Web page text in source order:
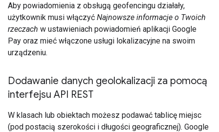
Aby powiadomienia z obsługą geofencingu działały,
użytkownik musi włączyć Najnowsze informacje o Twoich
rzeczach w ustawieniach powiadomień aplikacji Google
Pay oraz mieć włączone usługi lokalizacyjne na swoim
urządzeniu.
Dodawanie danych geolokalizacji za pomocą
interfejsu API REST
W klasach lub obiektach możesz podawać tablicę miejsc
(pod postacią szerokości i długości geograficznej). Google